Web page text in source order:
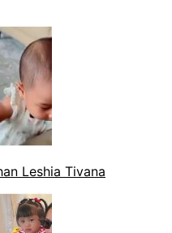
Leshia Tivana